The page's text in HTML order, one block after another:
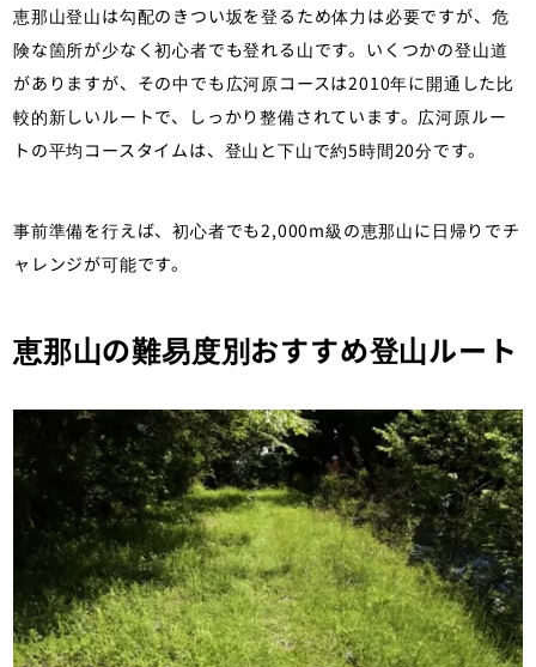
恵那山登山は勾配のきつい坂を登るため体力は必要ですが、危
険な箇所が少なく初心者でも登れる山です。いくつかの登山道
がありますが、その中でも広河原コースは2010年に開通した比
較的新しいルートで、しっかり整備されています。広河原ルー
トの平均コースタイムは、登山と下山で約5時間20分です。
事前準備を行えば、初心者でも2,000m級の恵那山に日帰りでチ
ャレンジが可能です。
恵那山の難易度別おすすめ登山ルート